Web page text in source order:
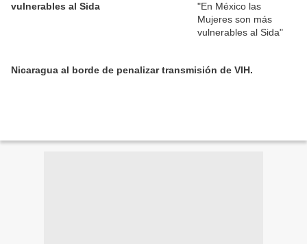
vulnerables al Sida
Nicaragua al borde de penalizar transmisión de VIH.